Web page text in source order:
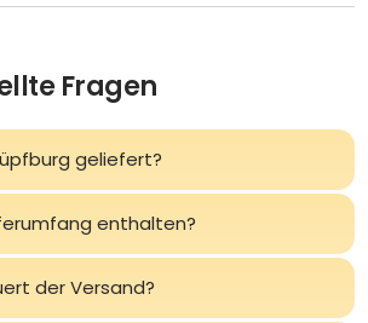
Fragen
geliefert?
enthalten?
der Versand?